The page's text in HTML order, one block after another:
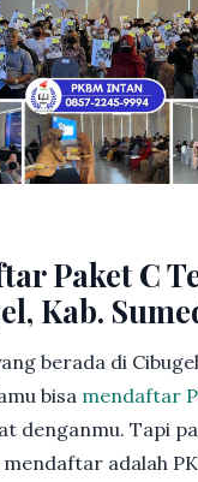
Paket C
Kab.
berada di
bisa mendaftar
denganmu. Tapi
adalah